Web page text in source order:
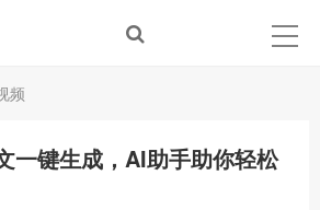
频
一键生成，AI助手助你轻松